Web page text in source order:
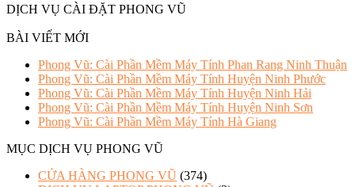
DỊCH VỤ CÀI ĐẶT PHONG VŨ
BÀI VIẾT MỚI
Phong Vũ: Cài Phần Mềm Máy Tính Phan Rang Ninh Thuận
Phong Vũ: Cài Phần Mềm Máy Tính Huyện Ninh Phước
Phong Vũ: Cài Phần Mềm Máy Tính Huyện Ninh Hải
Phong Vũ: Cài Phần Mềm Máy Tính Huyện Ninh Sơn
Phong Vũ: Cài Phần Mềm Máy Tính Hà Giang
MỤC DỊCH VỤ PHONG VŨ
CỬA HÀNG PHONG VŨ (374)